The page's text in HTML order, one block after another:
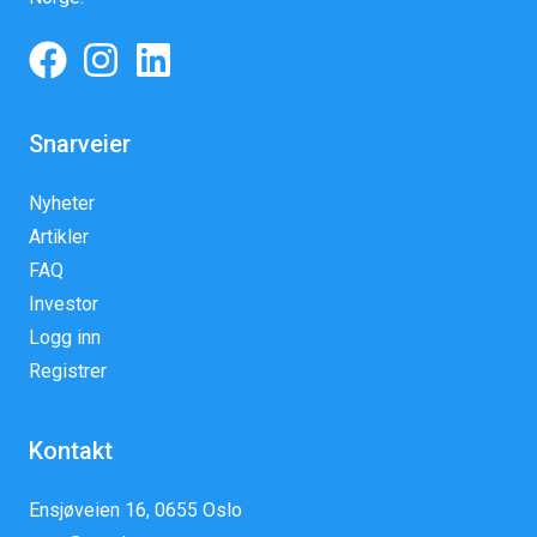
Snarveier
Nyheter
Artikler
FAQ
Investor
Logg inn
Registrer
Kontakt
Ensjøveien 16, 0655 Oslo